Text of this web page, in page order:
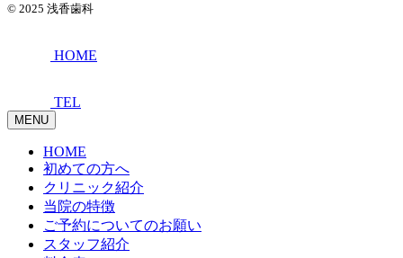
© 2025 浅香歯科
HOME
TEL
MENU
HOME
初めての方へ
クリニック紹介
当院の特徴
ご予約についてのお願い
スタッフ紹介